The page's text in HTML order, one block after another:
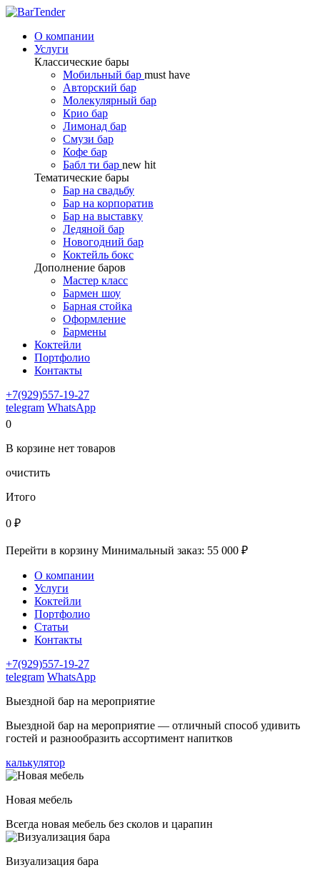
О компании
Услуги
Классические бары
Мобильный бар must have
Авторский бар
Молекулярный бар
Крио бар
Лимонад бар
Смузи бар
Кофе бар
Бабл ти бар new hit
Тематические бары
Бар на свадьбу
Бар на корпоратив
Бар на выставку
Ледяной бар
Новогодний бар
Коктейль бокс
Дополнение баров
Мастер класс
Бармен шоу
Барная стойка
Оформление
Бармены
Коктейли
Портфолио
Контакты
+7(929)557-19-27
telegram WhatsApp
0
В корзине нет товаров
очистить
Итого
0 ₽
Перейти в корзину Минимальный заказ: 55 000 ₽
О компании
Услуги
Коктейли
Портфолио
Статьи
Контакты
+7(929)557-19-27
telegram WhatsApp
Выездной бар на мероприятие
Выездной бар на мероприятие — отличный способ удивить
гостей и разнообразить ассортимент напитков
калькулятор
Новая мебель
Всегда новая мебель без сколов и царапин
Визуализация бара